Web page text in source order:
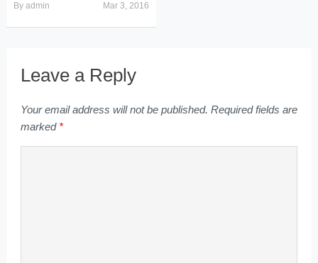
By admin Mar 3, 2016
Leave a Reply
Your email address will not be published. Required fields are
marked *